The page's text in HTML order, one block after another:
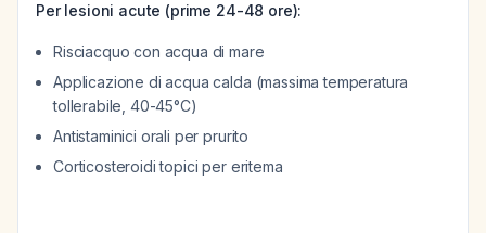
Per lesioni acute (prime 24-48 ore):
Risciacquo con acqua di mare
Applicazione di acqua calda (massima temperatura
tollerabile, 40-45°C)
Antistaminici orali per prurito
Corticosteroidi topici per eritema